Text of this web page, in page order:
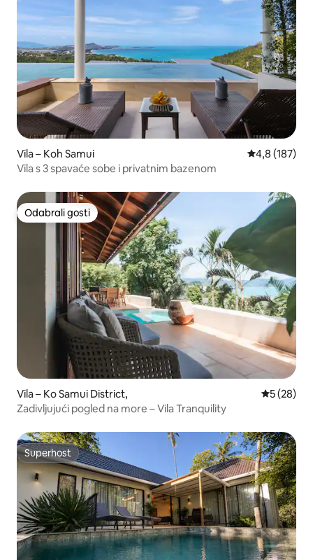
Vila – Koh Samui Prosječna
4,8 (187)
Vila s 3 spavaće sobe i privatnim bazenom
Odabrali gosti
Odabrali gosti
Vila – Ko Samui District, Prosječna
5 (28)
Zadivljujući pogled na more – Vila Tranquility
Superhost
Superhost